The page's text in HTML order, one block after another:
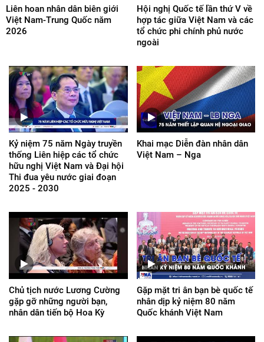
Liên hoan nhân dân biên giới
Việt Nam-Trung Quốc năm
2026
Hội nghị Quốc tế lần thứ V về
hợp tác giữa Việt Nam và các
tổ chức phi chính phủ nước
ngoài
Kỷ niệm 75 năm Ngày truyền
thống Liên hiệp các tổ chức
hữu nghị Việt Nam và Đại hội
Thi đua yêu nước giai đoạn
2025 - 2030
Khai mạc Diễn đàn nhân dân
Việt Nam – Nga
Chủ tịch nước Lương Cường
gặp gỡ những người bạn,
nhân dân tiến bộ Hoa Kỳ
Gặp mặt tri ân bạn bè quốc tế
nhân dịp kỷ niệm 80 năm
Quốc khánh Việt Nam